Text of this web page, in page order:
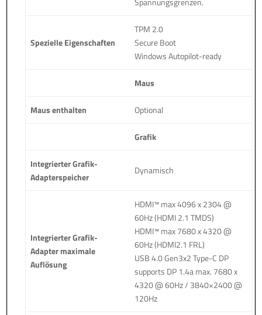
Spezielle Eigenschaften
TPM 2.0
Secure Boot
Windows Autopilot-ready
Maus
Maus enthalten Optional
Grafik
Integrierter Grafik-
Adapterspeicher
Dynamisch
Integrierter Grafik-
Adapter maximale
Auflösung
HDMI™ max 4096 x 2304 @
60Hz (HDMI 2.1 TMDS)
HDMI™ max 7680 x 4320 @
60Hz (HDMI2.1 FRL)
USB 4.0 Gen3x2 Type-C DP
supports DP 1.4a max. 7680 x
4320 @ 60Hz / 3840×2400 @
120Hz